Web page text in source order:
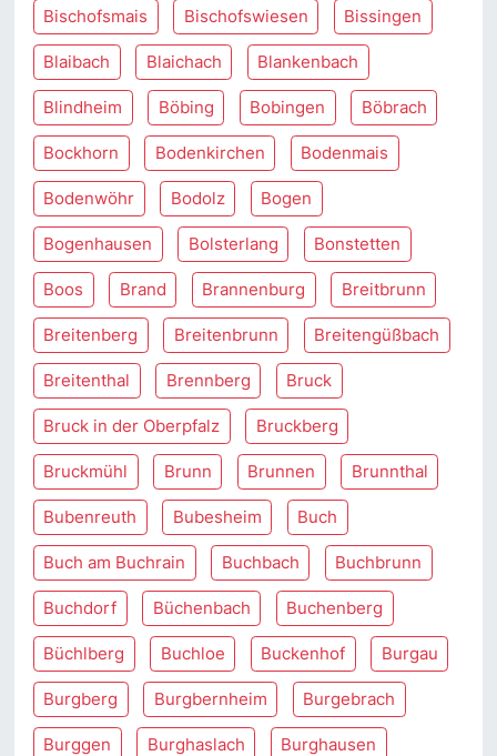
Bischofsmais Bischofswiesen Bissingen
Blaibach Blaichach Blankenbach
Blindheim Böbing Bobingen Böbrach
Bockhorn Bodenkirchen Bodenmais
Bodenwöhr Bodolz Bogen
Bogenhausen Bolsterlang Bonstetten
Boos Brand Brannenburg Breitbrunn
Breitenberg Breitenbrunn Breitengüßbach
Breitenthal Brennberg Bruck
Bruck in der Oberpfalz Bruckberg
Bruckmühl Brunn Brunnen Brunnthal
Bubenreuth Bubesheim Buch
Buch am Buchrain Buchbach Buchbrunn
Buchdorf Büchenbach Buchenberg
Büchlberg Buchloe Buckenhof Burgau
Burgberg Burgbernheim Burgebrach
Burggen Burghaslach Burghausen